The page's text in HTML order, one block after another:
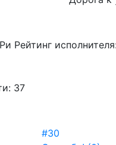
Ри Рейтинг
37
#30